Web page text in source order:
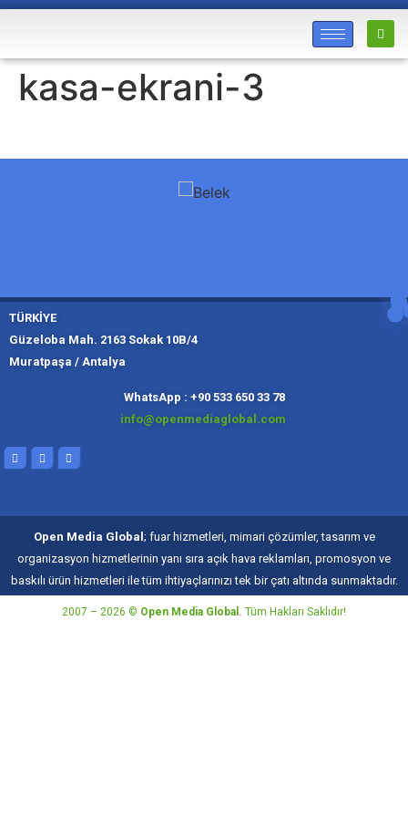
kasa-ekrani-3
TÜRKİYE
Güzeloba Mah. 2163 Sokak 10B/4
Muratpaşa / Antalya
WhatsApp : +90 533 650 33 78
info@openmediaglobal.com
Open Media Global ; fuar hizmetleri, mimari çözümler, tasarım ve
organizasyon hizmetlerinin yanı sıra açık hava reklamları, promosyon ve
baskılı ürün hizmetleri ile tüm ihtiyaçlarınızı tek bir çatı altında sunmaktadır.
2007 – 2026 © Open Media Global. Tüm Hakları Saklıdır!